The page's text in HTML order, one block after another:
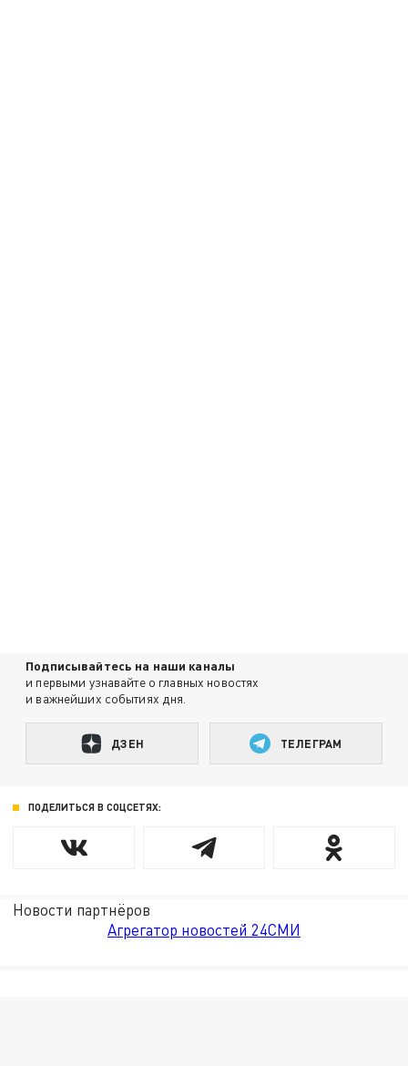
Подписывайтесь на наши каналы
и первыми узнавайте о главных новостях
и важнейших событиях дня.
ДЗЕН ТЕЛЕГРАМ
ПОДЕЛИТЬСЯ В СОЦСЕТЯХ:
Новости партнёров
Агрегатор новостей 24СМИ